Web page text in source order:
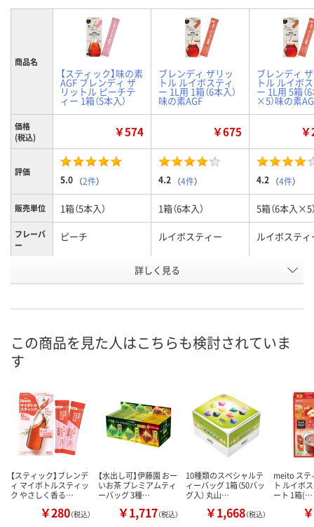
商品名
【スティック】味の素
AGF ブレンディ ザ
リットル ピーチテ
ィー 1箱（5本入）
ブレンディ ザリッ
トル ルイボスティ
ー 1L用 1箱（6本入）
味の素AGF
ブレンディ
トル ルイボ
ー 1L用 5箱（
×5）味の素
価格
(税込)
￥574 ￥675
評価
5.0 （2件） 4.2 （4件） 4.2 （4件）
販売単位 1箱（5本入） 1箱（6本入） 5箱（6本入×5
フレーバ
ー
ピーチ ルイボスティー ルイボスティ
KE98749 EX64495
8月8日（土）
カゴへ カゴへ カ
詳しく見る
この商品を見た人はこちらも検討されていま
す
【スティック】ブレンデ
ィ マイボトルスティッ
ク やさしく香る…
￥280（税込）
【水出し可】伊藤園 おー
いお茶 プレミアムティ
ーバッグ 3種…
￥1,717（税込）
10種類のスペシャルテ
ィーバッグ 1箱（50バッ
グ入） 丸山…
￥1,668（税込）
meito ステ
ト ルイボ
ート 1箱(…